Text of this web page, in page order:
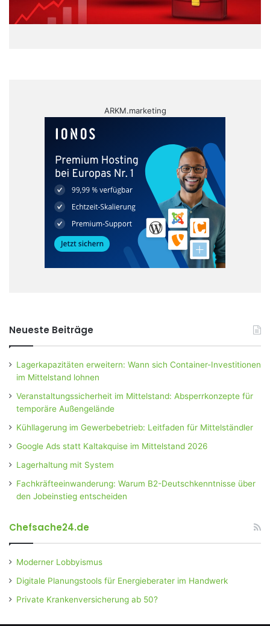
ARKM.marketing
Neueste Beiträge
Lagerkapazitäten erweitern: Wann sich Container-Investitionen
im Mittelstand lohnen
Veranstaltungssicherheit im Mittelstand: Absperrkonzepte für
temporäre Außengelände
Kühllagerung im Gewerbebetrieb: Leitfaden für Mittelständler
Google Ads statt Kaltakquise im Mittelstand 2026
Lagerhaltung mit System
Fachkräfteeinwanderung: Warum B2-Deutschkenntnisse über
den Jobeinstieg entscheiden
Chefsache24.de
Moderner Lobbyismus
Digitale Planungstools für Energieberater im Handwerk
Private Krankenversicherung ab 50?